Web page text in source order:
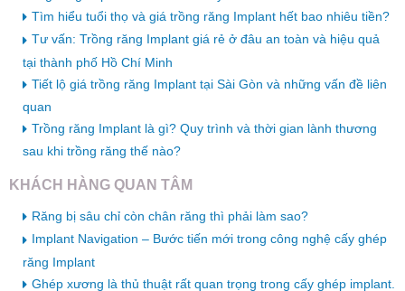
Tìm hiểu tuổi thọ và giá trồng răng Implant hết bao nhiêu tiền?
Tư vấn: Trồng răng Implant giá rẻ ở đâu an toàn và hiệu quả
tại thành phố Hồ Chí Minh
Tiết lộ giá trồng răng Implant tại Sài Gòn và những vấn đề liên
quan
Trồng răng Implant là gì? Quy trình và thời gian lành thương
sau khi trồng răng thế nào?
KHÁCH HÀNG QUAN TÂM
Răng bị sâu chỉ còn chân răng thì phải làm sao?
Implant Navigation – Bước tiến mới trong công nghệ cấy ghép
răng Implant
Ghép xương là thủ thuật rất quan trọng trong cấy ghép implant.